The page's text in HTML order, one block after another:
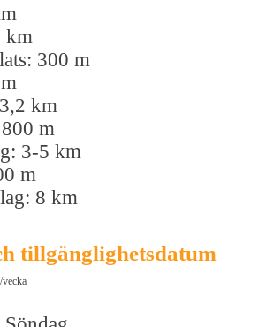
km
300 m
km
m
3-5 km
m
8 km
tillgänglighetsdatum